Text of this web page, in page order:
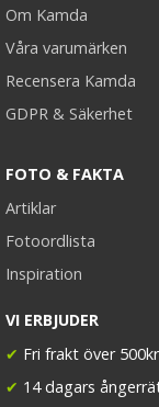
Om Kamda
Våra varumärken
Recensera Kamda
GDPR & Säkerhet
FOTO & FAKTA
Artiklar
Fotoordlista
Inspiration
VI ERBJUDER
✔ Fri frakt över 500kr
✔ 14 dagars